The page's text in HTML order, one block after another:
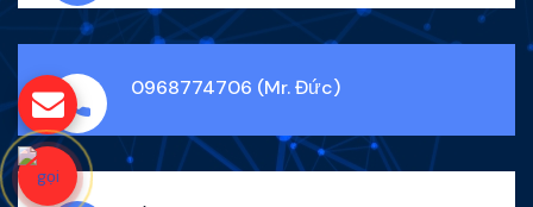
0968774706 (Mr. Đức)